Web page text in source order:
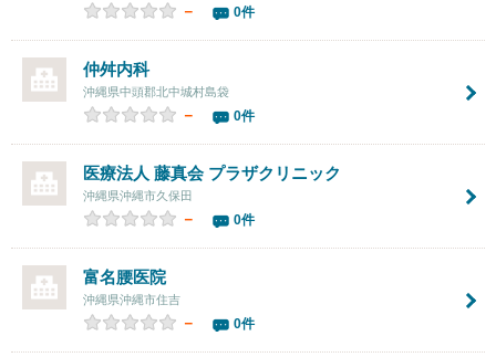
－ 0件
仲舛内科
沖縄県中頭郡北中城村島袋
－ 0件
医療法人 藤真会 プラザクリニック
沖縄県沖縄市久保田
－ 0件
富名腰医院
沖縄県沖縄市住吉
－ 0件